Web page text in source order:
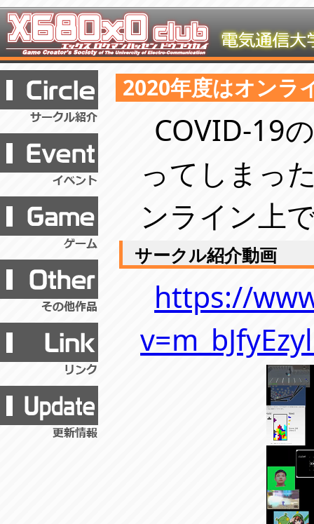
2020年度はオンラ
COVID-19
ってしまっ
ンライン上
サークル紹介動画
https://